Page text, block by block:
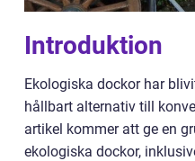
Introduktion
Ekologiska dockor har
hållbart alternativ till
artikel kommer att ge en
ekologiska dockor,